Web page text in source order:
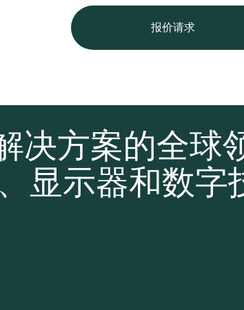
报价请求
决方案的全球
显示器和数字